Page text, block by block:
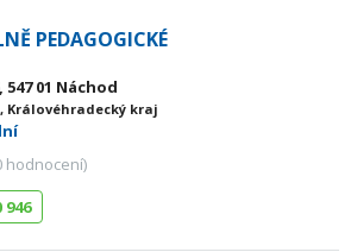
PEDAGOGICKÉ
547 01 Náchod
Královéhradecký kraj
hodnocení)
946